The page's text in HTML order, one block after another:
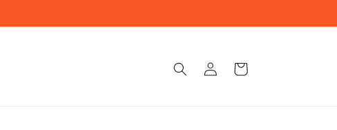
Zaloguj
sie
Wózek